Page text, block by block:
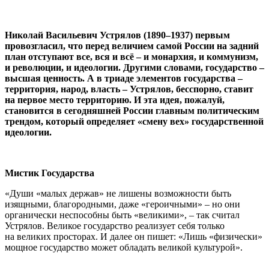
Николай Васильевич Устрялов (1890–1937) первым
провозгласил, что перед величием самой России на задний
план отступают все, вся и всё – и монархия, и коммунизм,
и революции, и идеологии. Другими словами, государство –
высшая ценность. А в триаде элементов государства –
территория, народ, власть – Устрялов, бесспорно, ставит
на первое место территорию. И эта идея, пожалуй,
становится в сегодняшней России главным политическим
трендом, который определяет «смену вех» государственной
идеологии.
Мистик Государства
«Души «малых держав» не лишены возможности быть
изящными, благородными, даже «героичными» – но они
органически неспособны быть «великими», – так считал
Устрялов. Великое государство реализует себя только
на великих просторах. И далее он пишет: «Лишь «физически»
мощное государство может обладать великой культурой».